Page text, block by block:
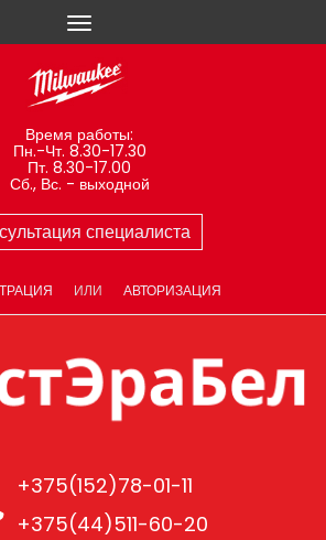
Время работы:
Пн.-Чт. 8.30-17.30
Пт. 8.30-17.00
Сб., Вс. - выходной
специалиста
ИЛИ АВТОРИЗАЦИЯ
+375(152)78-01-11
+375(44)511-60-20